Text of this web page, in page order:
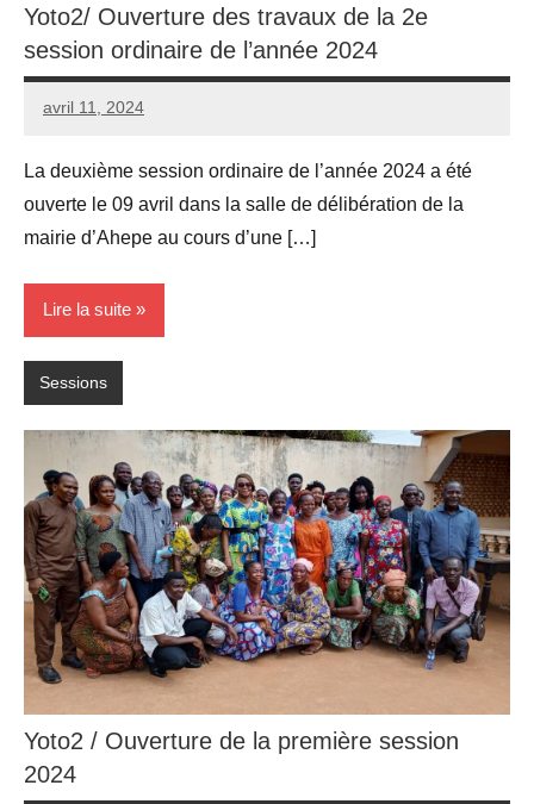
Yoto2/ Ouverture des travaux de la 2e
session ordinaire de l’année 2024
avril 11, 2024
admin
Aucun
La deuxième session ordinaire de l’année 2024 a été
ouverte le 09 avril dans la salle de délibération de la
mairie d’Ahepe au cours d’une […]
Lire la suite
Sessions
Yoto2 / Ouverture de la première session
2024